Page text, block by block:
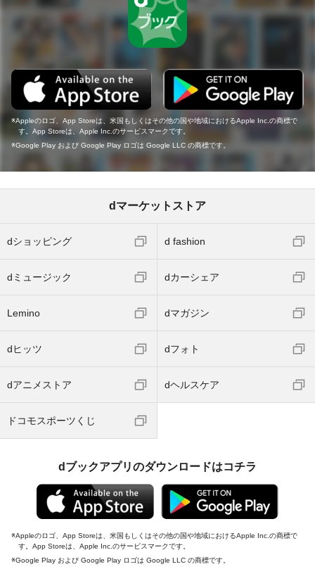
Appleのロゴ、App Storeは、米国もしくはその他の国や地域におけるApple Inc.の商標で
す。App Storeは、Apple Inc.のサービスマークです。
Google Play および Google Play ロゴは Google LLC の商標です。
dマーケットストア
dショッピング d fashion
dミュージック dカーシェア
Lemino dマガジン
dヒッツ dフォト
dアニメストア dヘルスケア
ドコモスポーツくじ
dブックアプリのダウンロードはコチラ
Appleのロゴ、App Storeは、米国もしくはその他の国や地域におけるApple Inc.の商標で
す。App Storeは、Apple Inc.のサービスマークです。
Google Play および Google Play ロゴは Google LLC の商標です。